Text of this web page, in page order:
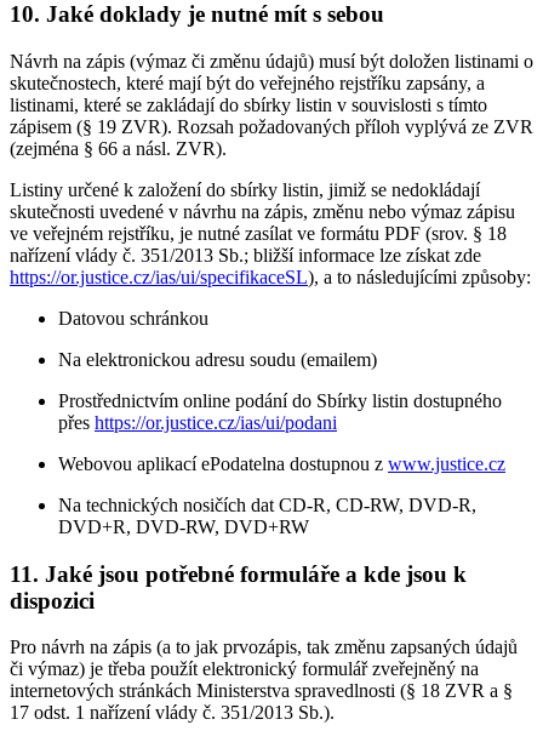
10. Jaké doklady je nutné mít s sebou
Návrh na zápis (výmaz či změnu údajů) musí být doložen listinami o
skutečnostech, které mají být do veřejného rejstříku zapsány, a
listinami, které se zakládají do sbírky listin v souvislosti s tímto
zápisem (§ 19 ZVR). Rozsah požadovaných příloh vyplývá ze ZVR
(zejména § 66 a násl. ZVR).
Listiny určené k založení do sbírky listin, jimiž se nedokládají
skutečnosti uvedené v návrhu na zápis, změnu nebo výmaz zápisu
ve veřejném rejstříku, je nutné zasílat ve formátu PDF (srov. § 18
nařízení vlády č. 351/2013 Sb.; bližší informace lze získat zde
https://or.justice.cz/ias/ui/specifikaceSL), a to následujícími způsoby:
Datovou schránkou
Na elektronickou adresu soudu (emailem)
Prostřednictvím online podání do Sbírky listin dostupného
přes https://or.justice.cz/ias/ui/podani
Webovou aplikací ePodatelna dostupnou z www.justice.cz
Na technických nosičích dat CD-R, CD-RW, DVD-R,
DVD+R, DVD-RW, DVD+RW
11. Jaké jsou potřebné formuláře a kde jsou k
dispozici
Pro návrh na zápis (a to jak prvozápis, tak změnu zapsaných údajů
či výmaz) je třeba použít elektronický formulář zveřejněný na
internetových stránkách Ministerstva spravedlnosti (§ 18 ZVR a §
17 odst. 1 nařízení vlády č. 351/2013 Sb.).